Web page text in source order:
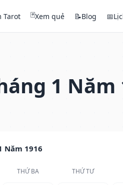
Tarot 🃏Xem quẻ 📝Blog 📅
1 Năm
Năm 1916
THỨ BA THỨ TƯ